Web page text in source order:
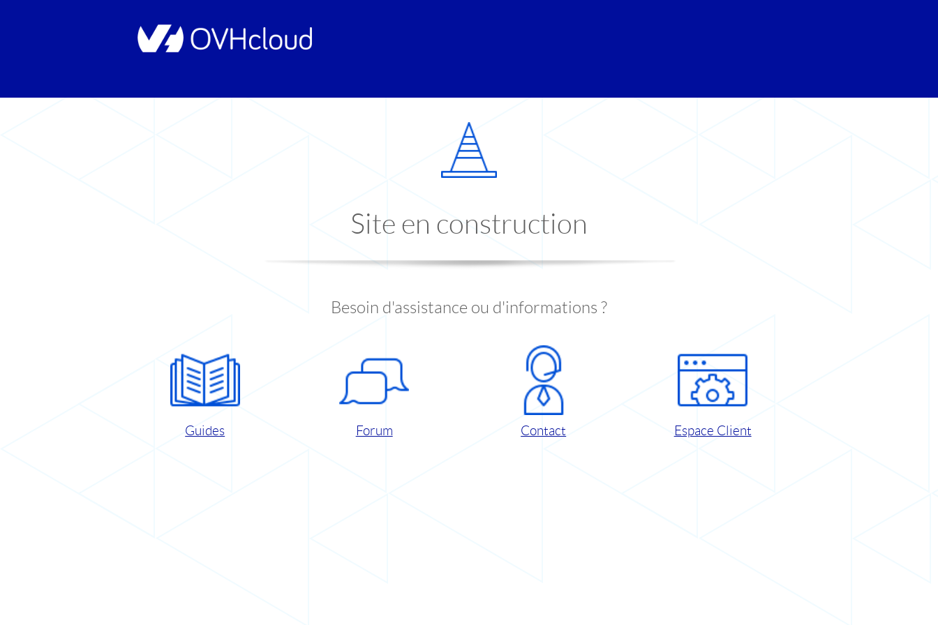
Site en construction
Besoin d'assistance ou d'informations ?
Guides Forum Contact Espace Client